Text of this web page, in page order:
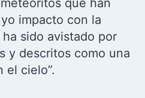
que han
impacto con la
sido avistado por
y descritos como una
el cielo”.